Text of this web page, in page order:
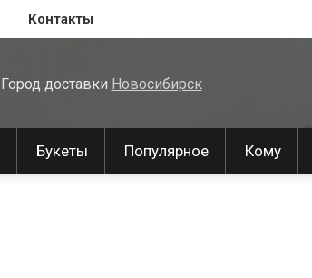
Контакты
Город доставки Новосибирск
Букеты Популярное Кому